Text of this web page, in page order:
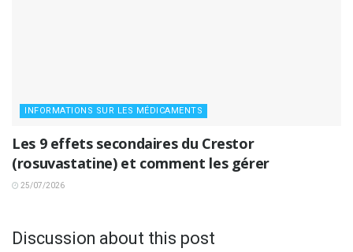
INFORMATIONS SUR LES MÉDICAMENTS
Les 9 effets secondaires du Crestor
(rosuvastatine) et comment les gérer
25/07/2026
Discussion about this post